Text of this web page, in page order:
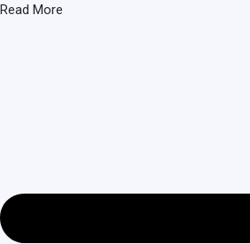
Read More